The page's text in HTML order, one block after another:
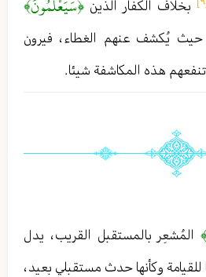
بخلاف الكفار الذين ﴿سَيَعْلَمُونَ﴾
حيث يُكشف عنهم الغطاء ، فيرون
هذه المكاشفة شيئا .
المُشعِر بالمستقبل القريب ، يدل
للقيامة وكأنها حدث مستقبلي بعيد ،